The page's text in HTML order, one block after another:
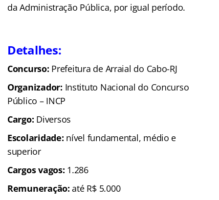
da Administração Pública, por igual período.
Detalhes:
Concurso: Prefeitura de Arraial do Cabo-RJ
Organizador: Instituto Nacional do Concurso
Público – INCP
Cargo: Diversos
Escolaridade: nível fundamental, médio e
superior
Cargos vagos: 1.286
Remuneração: até R$ 5.000